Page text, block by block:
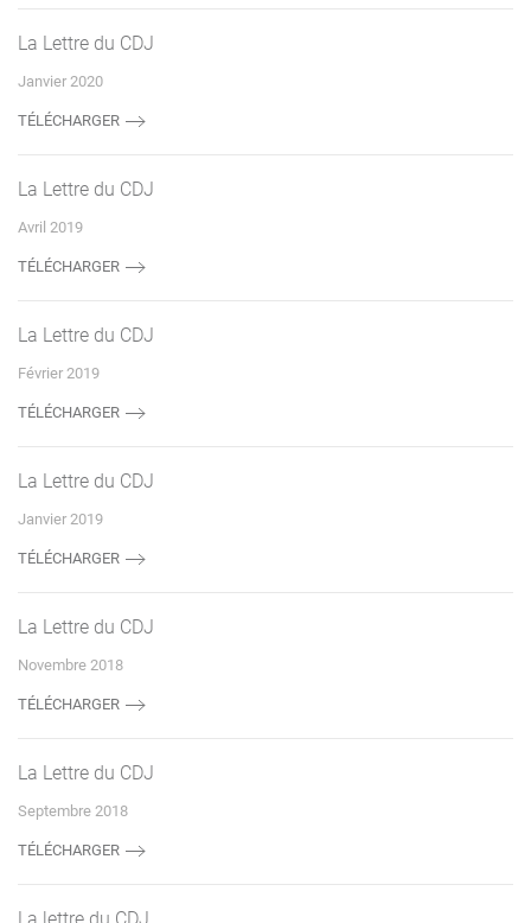
La Lettre du CDJ
Janvier 2020
TÉLÉCHARGER
La Lettre du CDJ
Avril 2019
TÉLÉCHARGER
La Lettre du CDJ
Février 2019
TÉLÉCHARGER
La Lettre du CDJ
Janvier 2019
TÉLÉCHARGER
La Lettre du CDJ
Novembre 2018
TÉLÉCHARGER
La Lettre du CDJ
Septembre 2018
TÉLÉCHARGER